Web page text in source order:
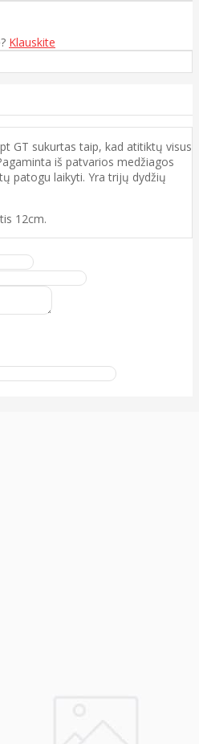
Klauskite
GT sukurtas taip, kad atitiktų visus
iš patvarios medžiagos
patogu laikyti. Yra trijų dydžių
12cm.